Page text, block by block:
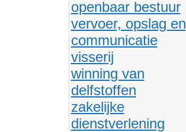
openbaar bestuur
vervoer, opslag en
communicatie
visserij
winning van
delfstoffen
zakelijke
dienstverlening